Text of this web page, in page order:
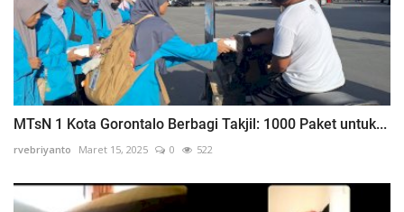
MTsN 1 Kota Gorontalo Berbagi Takjil: 1000 Paket untuk...
rvebriyanto Maret 15, 2025 0 522